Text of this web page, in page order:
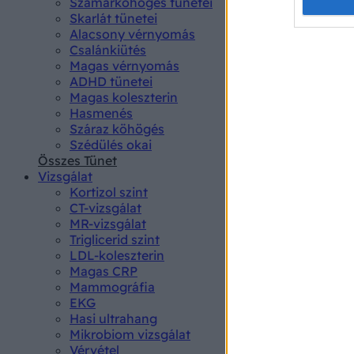
Skarlát tünetei
Alacsony vérnyomás
Csalánkiütés
Magas vérnyomás
ADHD tünetei
Magas koleszterin
Hasmenés
Száraz köhögés
Szédülés okai
Összes Tünet
Vizsgálat
Kortizol szint
CT-vizsgálat
MR-vizsgálat
Triglicerid szint
LDL-koleszterin
Magas CRP
Mammográfia
EKG
Hasi ultrahang
Mikrobiom vizsgálat
Vérvétel